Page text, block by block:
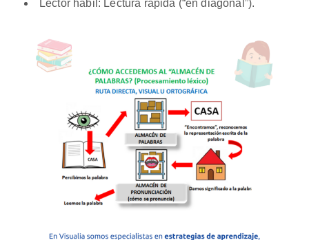
Lector hábil: Lectura rápida (“en diagonal”).